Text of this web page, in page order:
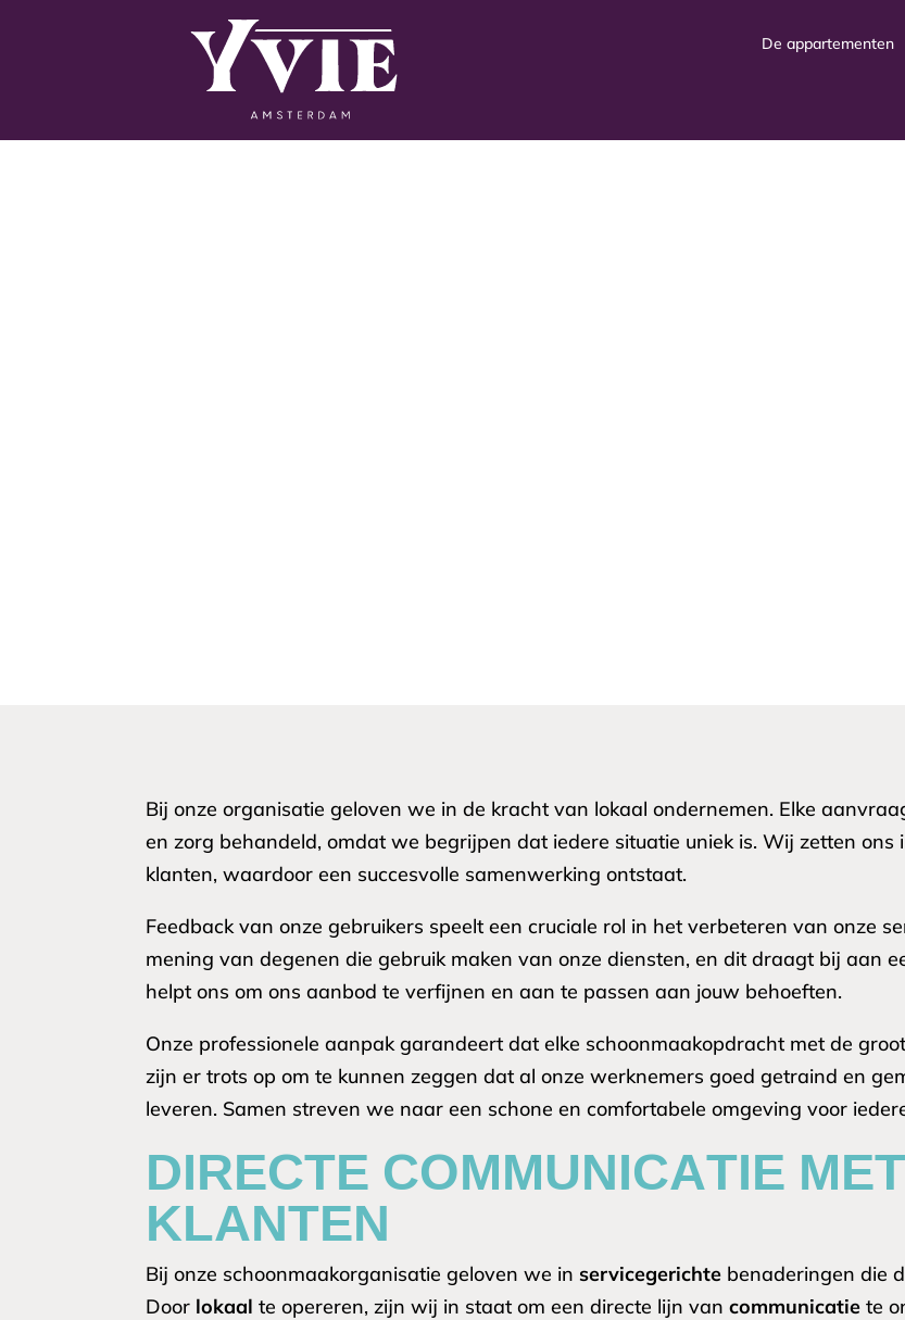
De appartementen
Bij onze organisatie geloven we in de kracht van lokaal ondernemen. Elke
en zorg behandeld, omdat we begrijpen dat iedere situatie uniek is. Wij zetten
klanten, waardoor een succesvolle samenwerking ontstaat.
Feedback van onze gebruikers speelt een cruciale rol in het verbeteren van onze
mening van degenen die gebruik maken van onze diensten, en dit draagt bij aan
helpt ons om ons aanbod te verfijnen en aan te passen aan jouw behoeften.
Onze professionele aanpak garandeert dat elke schoonmaakopdracht met de
zijn er trots op om te kunnen zeggen dat al onze werknemers goed getraind en
leveren. Samen streven we naar een schone en comfortabele omgeving voor
DIRECTE COMMUNICATIE
KLANTEN
Bij onze schoonmaakorganisatie geloven we in servicegerichte benaderingen die
Door lokaal te opereren, zijn wij in staat om een directe lijn vancommunicatie te